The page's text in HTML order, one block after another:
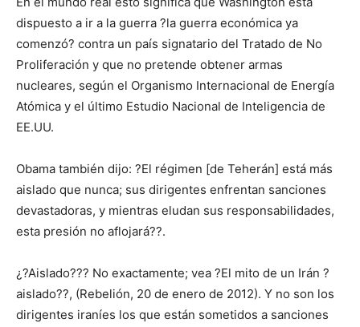
dispuesto a ir a la guerra ?la guerra económica ya
comenzó? contra un país signatario del Tratado de No
Proliferación y que no pretende obtener armas
nucleares, según el Organismo Internacional de Energía
Atómica y el último Estudio Nacional de Inteligencia de
EE.UU.
Obama también dijo: ?El régimen [de Teherán] está más
aislado que nunca; sus dirigentes enfrentan sanciones
devastadoras, y mientras eludan sus responsabilidades,
esta presión no aflojará??.
¿?Aislado??? No exactamente; vea ?El mito de un Irán ?
aislado??, (Rebelión, 20 de enero de 2012). Y no son los
dirigentes iraníes los que están sometidos a sanciones